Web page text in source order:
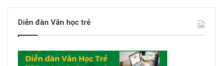
Diễn đàn Văn học trẻ